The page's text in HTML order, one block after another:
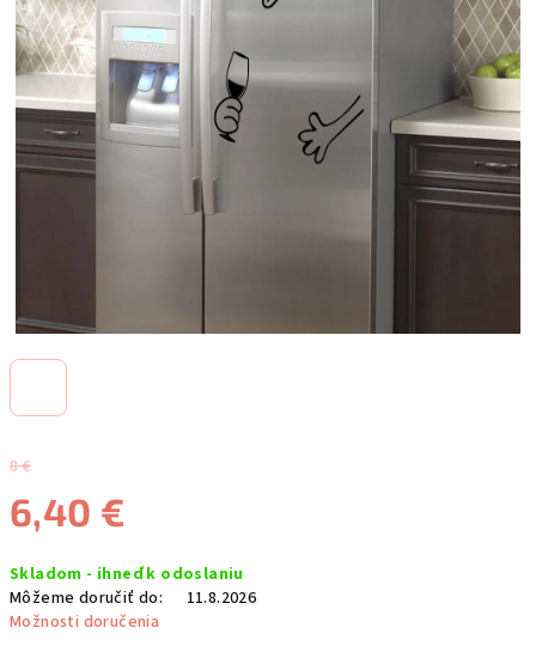
8 €
6,40 €
cena:
Skladom - ihneď k odoslaniu
Môžeme doručiť do:
11.8.2026
Možnosti doručenia